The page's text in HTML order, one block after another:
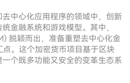
中心化应用程序的领域中，创新
金融系统和游戏模型。其中，
脱颖而出，准备重塑去中心化金
。这个加密货币项目基于区块
个既多功能又安全的变革生态系